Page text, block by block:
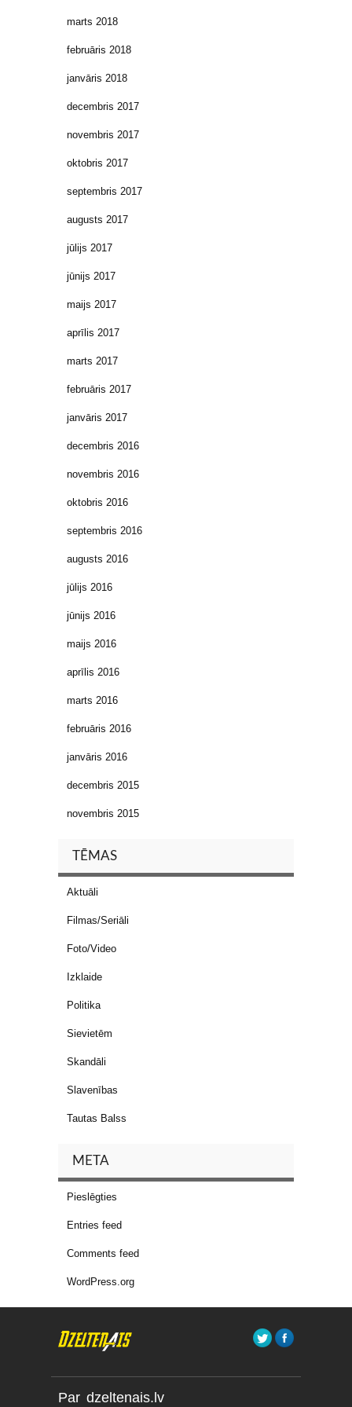
marts 2018
februāris 2018
janvāris 2018
decembris 2017
novembris 2017
oktobris 2017
septembris 2017
augusts 2017
jūlijs 2017
jūnijs 2017
maijs 2017
aprīlis 2017
marts 2017
februāris 2017
janvāris 2017
decembris 2016
novembris 2016
oktobris 2016
septembris 2016
augusts 2016
jūlijs 2016
jūnijs 2016
maijs 2016
aprīlis 2016
marts 2016
februāris 2016
janvāris 2016
decembris 2015
novembris 2015
TĒMAS
Aktuāli
Filmas/Seriāli
Foto/Video
Izklaide
Politika
Sievietēm
Skandāli
Slavenības
Tautas Balss
META
Pieslēgties
Entries feed
Comments feed
WordPress.org
Par dzeltenais.lv